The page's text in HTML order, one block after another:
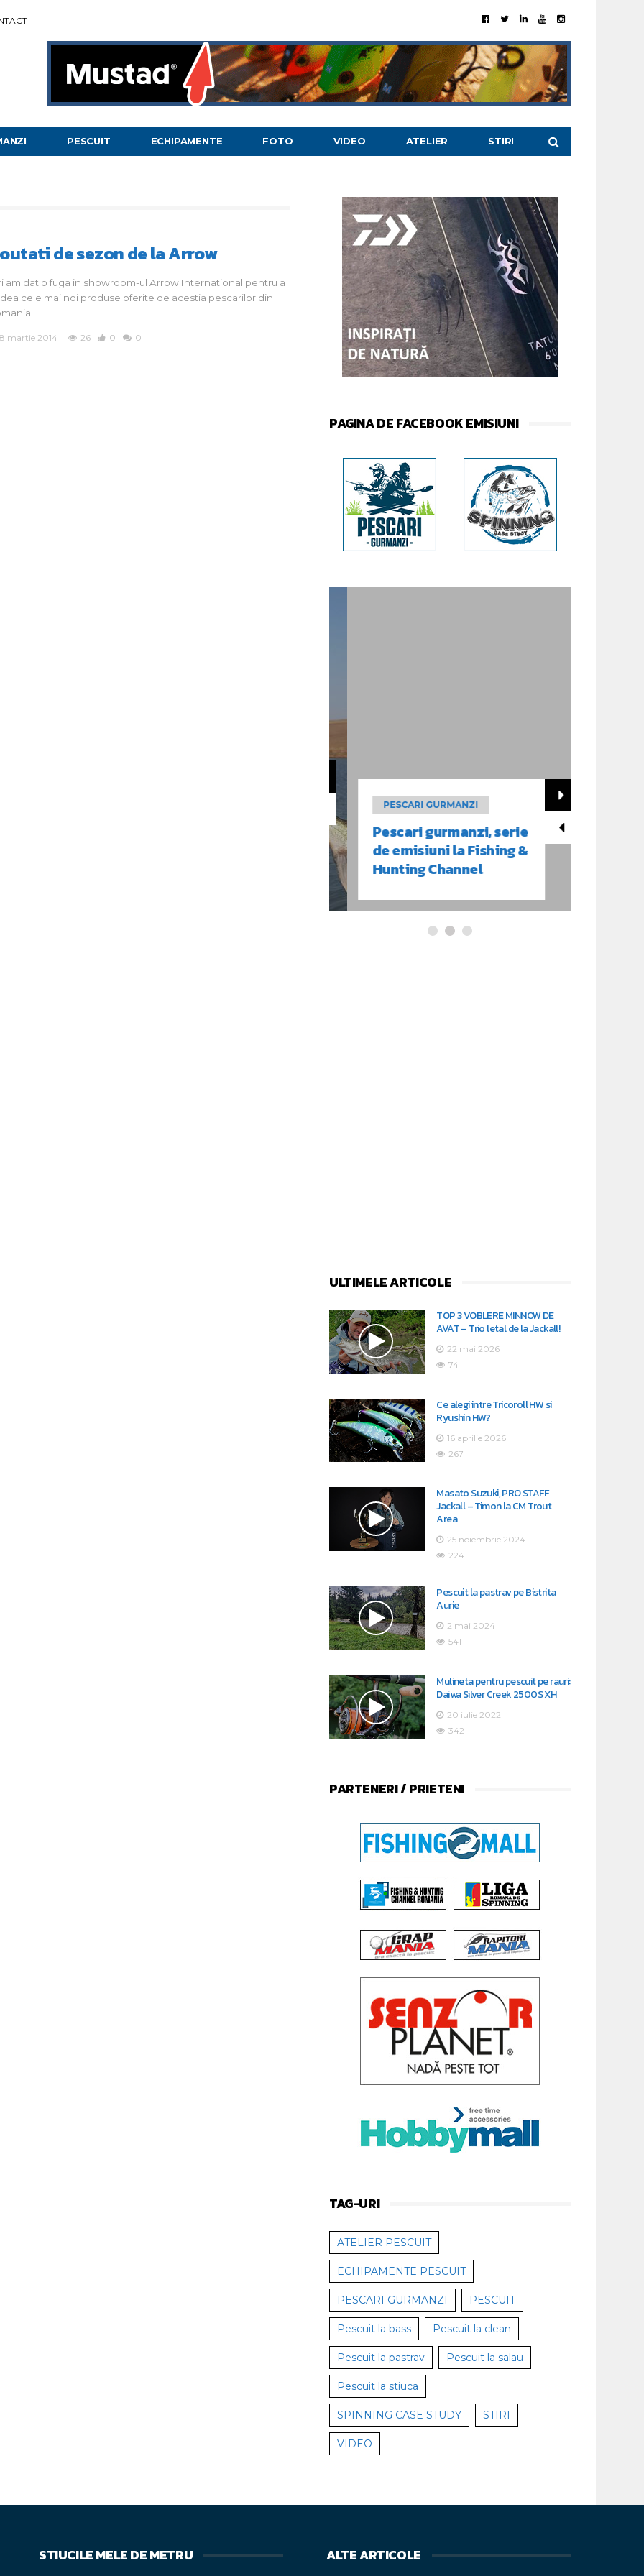
PESCUIT ECHIPAMENTE FOTO VIDEO ATELIER STIRI
de sezon de la Arrow
am dat o fuga in showroom-ul Arrow International pentru a
cele mai noi produse oferite de acestia pescarilor din
8 martie 2014 26 0 0
PAGINA DE FACEBOOK EMISIUNI
PESCARI GURMANZI
Pescari gurmanzi, serie
de emisiuni la Fishing &
Hunting Channel
ULTIMELE ARTICOLE
TOP 3 VOBLERE MINNOW DE
AVAT – Trio letal de la Jackall!
22 mai 2026
74
Ce alegi intre Tricoroll HW si
Ryushin HW?
16 aprilie 2026
267
Masato Suzuki, PRO STAFF
Jackall – Timon la CM Trout
Area
25 noiembrie 2024
224
Pescuit la pastrav pe Bistrita
Aurie
2 mai 2024
541
Mulineta pentru pescuit pe rauri:
Daiwa Silver Creek 2500S XH
20 iulie 2022
342
PARTENERI / PRIETENI
TAG-URI
ATELIER PESCUIT
ECHIPAMENTE PESCUIT
PESCARI GURMANZI PESCUIT
Pescuit la bass Pescuit la clean
Pescuit la pastrav Pescuit la salau
Pescuit la stiuca
SPINNING CASE STUDY STIRI
VIDEO
STIUCILE MELE DE METRU ALTE ARTICOLE